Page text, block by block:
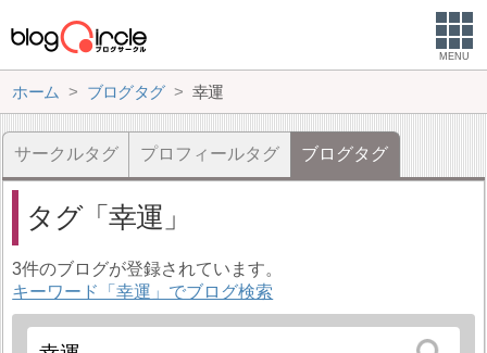
MENU
ホーム ブログタグ 幸運
サークルタグ プロフィールタグ ブログタグ
タグ 幸運
3件のブログが登録されています。
キーワード「幸運」でブログ検索